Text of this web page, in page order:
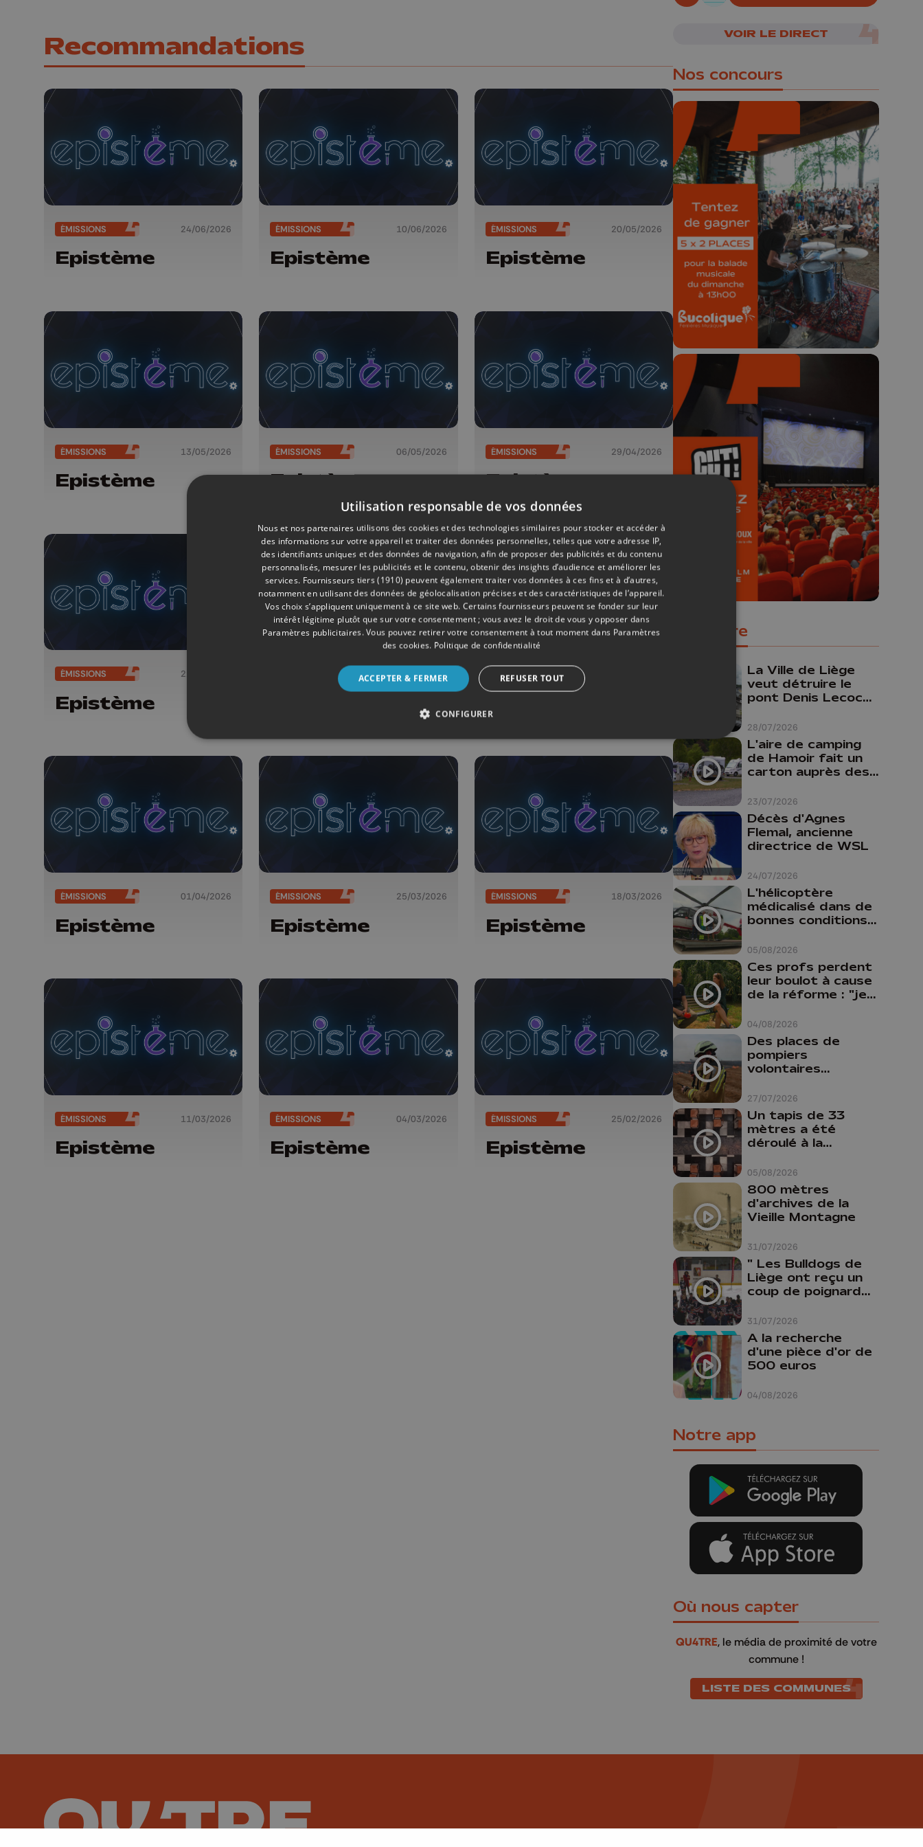
Recommandations
ÉMISSIONS 24/06/2026
Epistème
ÉMISSIONS 10/06/2026
Epistème
ÉMISSIONS 20/05/2026
Epistème
ÉMISSIONS 13/05/2026
Epistème
ÉMISSIONS 06/05/2026
Epistème
ÉMISSIONS 29/04/2026
Epistème
ÉMISSIONS 22/04/2026
Epistème
15/04/2026 ÉMISSIONS
ÉMISSIONS 01/04/2026
Epistème
ÉMISSIONS 25/03/2026
Epistème
ÉMISSIONS 18/03/2026
Epistème
ÉMISSIONS 11/03/2026
Epistème
ÉMISSIONS 04/03/2026
Epistème
ÉMISSIONS 25/02/2026
Epistème
07/08/2026
VOIR LE DIRECT
Nos concours
🎁 Gagnez 5x2
places pour le
Bucolique Ferrières
Festival 🌿🎶
Concours valable jusqu'au 9 août,
23h59.
🎬 Concours CUT x
Les Grignoux ✨
Concours permanent - 2 places à
gagner chaque semaine !
Populaire
28/07/2026
La Ville de Liège
veut détruire le
pont Denis Lecocq
budget pour le
faire
23/07/2026
L'aire de camping
de Hamoir fait un
carton auprès des
24/07/2026
Décès d'Agnes
Flemal, ancienne
directrice de WSL
05/08/2026
L'hélicoptère
médicalisé dans de
bonnes conditions à
04/08/2026
Ces profs perdent
leur boulot à cause
de la réforme : "je
comme prof que
comme
pharmacienne"
27/07/2026
Des places de
pompiers
volontaires
province de Liège :
"Un citoyen qui
n'est formé ne
peut pas nous
aider"
05/08/2026
Un tapis de 33
mètres a été
déroulé à la
Liège
31/07/2026
800 mètres
d'archives de la
Vieille Montagne
31/07/2026
" Les Bulldogs de
Liège ont reçu un
coup de poignard
04/08/2026
A la recherche
d'une pièce d'or de
500 euros
Notre app
Où nous capter
QU4TRE, le média de proximité de votre
commune !
LISTE DES COMMUNES
Utilisation responsable de vos données
Nous et nos partenaires utilisons des cookies et des technologies similaires pour stocker et accéder à
des informations sur votre appareil et traiter des données personnelles, telles que votre adresse IP,
des identifiants uniques et des données de navigation, afin de proposer des publicités et du contenu
personnalisés, mesurer les publicités et le contenu, obtenir des insights d’audience et améliorer les
services. Fournisseurs tiers (1910) peuvent également traiter vos données à ces fins et à d’autres,
notamment en utilisant des données de géolocalisation précises et des caractéristiques de l’appareil.
Vos choix s’appliquent uniquement à ce site web. Certains fournisseurs peuvent se fonder sur leur
intérêt légitime plutôt que sur votre consentement ; vous avez le droit de vous y opposer dans
Paramètres publicitaires. Vous pouvez retirer votre consentement à tout moment dans Paramètres
des cookies. Politique de confidentialité
ACCEPTER & FERMER REFUSER TOUT
CONFIGURER